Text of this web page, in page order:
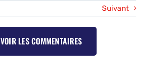
Suivant
VOIR LES COMMENTAIRES